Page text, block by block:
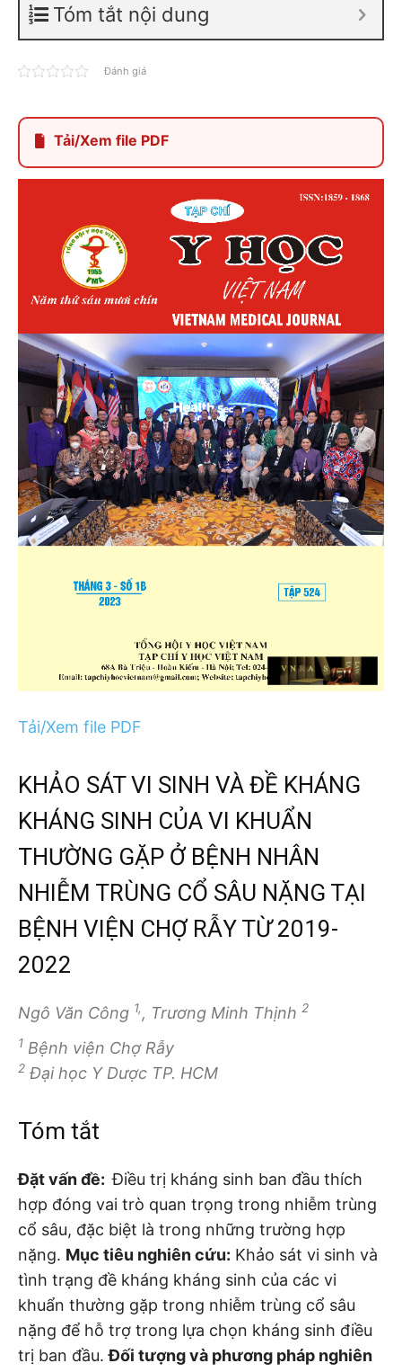
Tóm tắt nội dung
Đánh giá
Tải/Xem file PDF
Tải/Xem file PDF
KHẢO SÁT VI SINH VÀ ĐỀ KHÁNG
KHÁNG SINH CỦA VI KHUẨN
THƯỜNG GẶP Ở BỆNH NHÂN
NHIỄM TRÙNG CỔ SÂU NẶNG TẠI
BỆNH VIỆN CHỢ RẪY TỪ 2019-
2022
Ngô Văn Công 1,, Trương Minh Thịnh 2
1 Bệnh viện Chợ Rẫy
2 Đại học Y Dược TP. HCM
Tóm tắt
Đặt vấn đề:Điều trị kháng sinh ban đầu thích
hợp đóng vai trò quan trọng trong nhiễm trùng
cổ sâu, đặc biệt là trong những trường hợp
nặng. Mục tiêu nghiên cứu: Khảo sát vi sinh và
tình trạng đề kháng kháng sinh của các vi
khuẩn thường gặp trong nhiễm trùng cổ sâu
nặng để hỗ trợ trong lựa chọn kháng sinh điều
trị ban đầu.Đối tượng và phương pháp nghiên